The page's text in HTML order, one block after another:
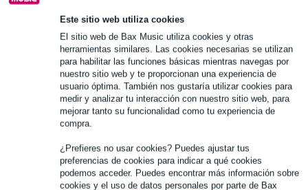
Este sitio web utiliza cookies
El sitio web de Bax Music utiliza cookies y otras
herramientas similares. Las cookies necesarias se utilizan
para habilitar las funciones básicas mientras navegas por
nuestro sitio web y te proporcionan una experiencia de
usuario óptima. También nos gustaría utilizar cookies para
medir y analizar tu interacción con nuestro sitio web, para
mejorar tanto su funcionalidad como tu experiencia de
compra.
¿Prefieres no usar cookies? Puedes ajustar tus
preferencias de cookies para indicar a qué cookies
podemos acceder. Puedes encontrar más información sobre
cookies y el uso de datos personales por parte de Bax
flight case universal para mezcladores compactos
material: plástico, aluminio
Especificaciones completas
Véase también (2)